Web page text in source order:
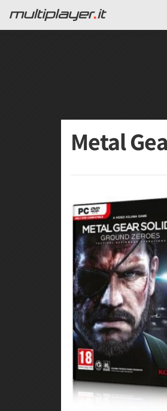
Metal